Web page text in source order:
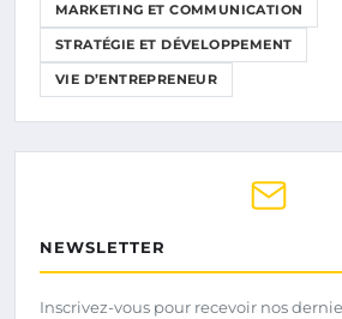
MARKETING ET COMMUNICATION
STRATÉGIE ET DÉVELOPPEMENT
VIE D’ENTREPRENEUR
NEWSLETTER
Inscrivez-vous pour recevoir nos